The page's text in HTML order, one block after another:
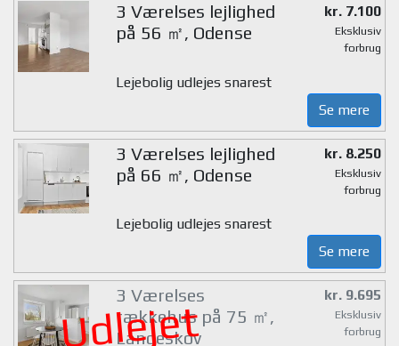
3 Værelses lejlighed
på 56 ㎡, Odense
kr. 7.100
Eksklusiv
forbrug
Lejebolig udlejes snarest
Se mere
3 Værelses lejlighed
på 66 ㎡, Odense
kr. 8.250
Eksklusiv
forbrug
Lejebolig udlejes snarest
Se mere
Udlejet
3 Værelses
rækkehus på 75 ㎡,
Langeskov
kr. 9.695
Eksklusiv
forbrug